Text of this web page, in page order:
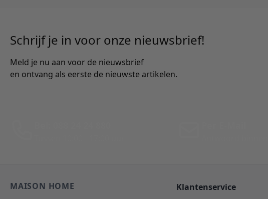
Schrijf je in voor onze nieuwsbrief!
Meld je nu aan voor de nieuwsbrief
en ontvang als eerste de nieuwste artikelen.
MAISON HOME
Klantenservice